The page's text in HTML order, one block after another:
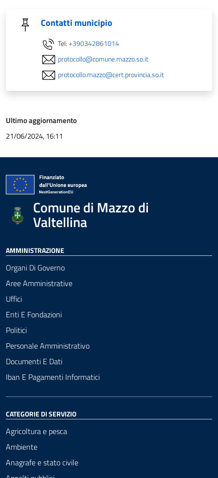
Contatti municipio
Tel:+390342861014
protocollo@comune.mazzo.so.it
protocollo.mazzo@cert.provincia.so.it
Ultimo aggiornamento
21/06/2024, 16:11
Comune di Mazzo di
Valtellina
AMMINISTRAZIONE
Organi Di Governo
Aree Amministrative
Uffici
Enti E Fondazioni
Politici
Personale Amministrativo
Documenti E Dati
Iban E Pagamenti Informatici
CATEGORIE DI SERVIZIO
Agricoltura e pesca
Ambiente
Anagrafe e stato civile